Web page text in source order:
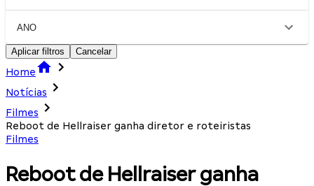
ANO
Aplicar filtros Cancelar
Home
Notícias
Filmes
Reboot de Hellraiser ganha diretor e roteiristas
Filmes
Reboot de Hellraiser ganha